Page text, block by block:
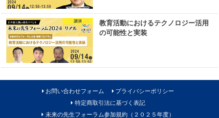
講演
教育活動におけるテクノロジー活用
の可能性と実装
お問い合わせフォーム
プライバシーポリシー
特定商取引法に基づく表記
未来の先生フォーラム参加規約（２０２５年度）